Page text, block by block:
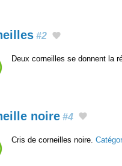
#2
Deux corneilles se donnent la
noire #4
Cris de corneilles noire.